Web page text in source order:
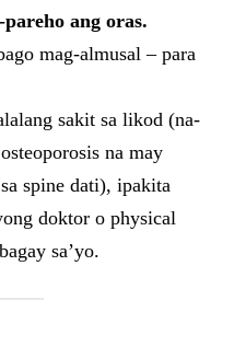
ang oras.
mag-almusal – para
sakit sa likod (na-
na may
spine dati), ipakita
doktor o physical
sa’yo.